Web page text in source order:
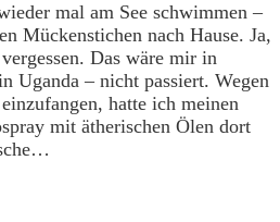
mal am See schwimmen –
Mückenstichen nach Hause. Ja,
Das wäre mir in
Uganda – nicht passiert. Wegen
hatte ich meinen
mit ätherischen Ölen dort